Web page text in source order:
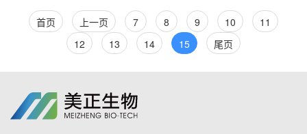
首页 上一页 7 8 9 10
11
12
13 14 15 尾页